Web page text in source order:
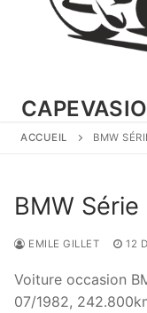
ACCUEIL BMW
BMW
EMILE GILLET 12
Voiture occasion
07/1982,